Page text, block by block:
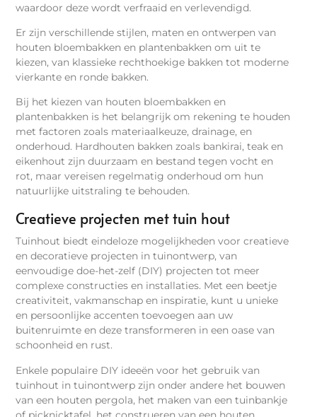
waardoor deze wordt verfraaid en verlevendigd.
Er zijn verschillende stijlen, maten en ontwerpen van
houten bloembakken en plantenbakken om uit te
kiezen, van klassieke rechthoekige bakken tot moderne
vierkante en ronde bakken.
Bij het kiezen van houten bloembakken en
plantenbakken is het belangrijk om rekening te houden
met factoren zoals materiaalkeuze, drainage, en
onderhoud. Hardhouten bakken zoals bankirai, teak en
eikenhout zijn duurzaam en bestand tegen vocht en
rot, maar vereisen regelmatig onderhoud om hun
natuurlijke uitstraling te behouden.
Creatieve projecten met tuin hout
Tuinhout biedt eindeloze mogelijkheden voor creatieve
en decoratieve projecten in tuinontwerp, van
eenvoudige doe-het-zelf (DIY) projecten tot meer
complexe constructies en installaties. Met een beetje
creativiteit, vakmanschap en inspiratie, kunt u unieke
en persoonlijke accenten toevoegen aan uw
buitenruimte en deze transformeren in een oase van
schoonheid en rust.
Enkele populaire DIY ideeën voor het gebruik van
tuinhout in tuinontwerp zijn onder andere het bouwen
van een houten pergola, het maken van een tuinbankje